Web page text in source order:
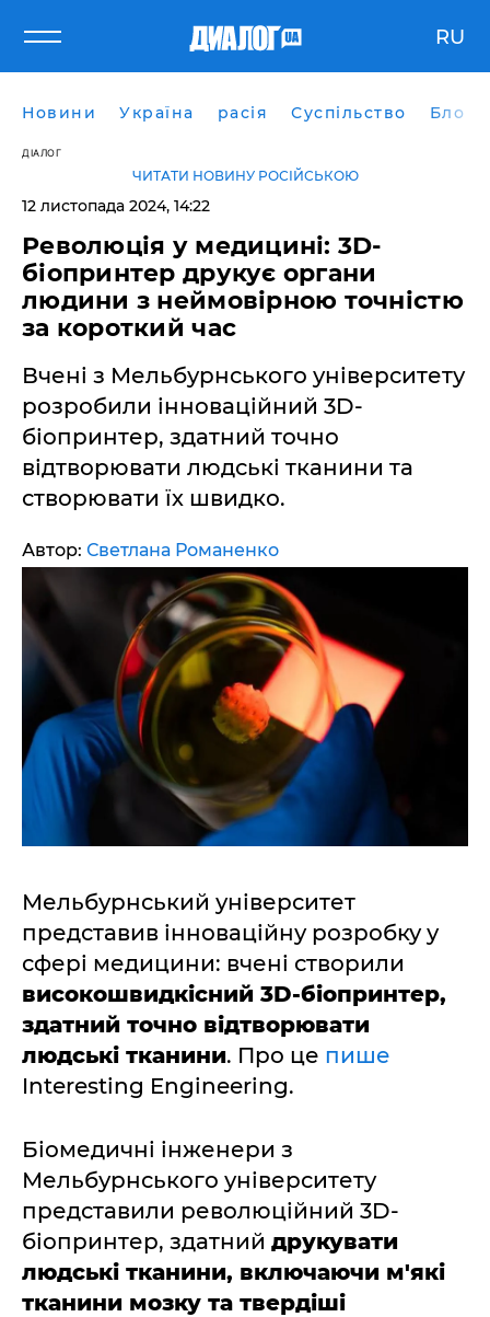
RU
Новини Україна расія Суспільство Блоги
ДІАЛОГ
ЧИТАТИ НОВИНУ РОСІЙСЬКОЮ
12 листопада 2024, 14:22
Революція у медицині: 3D-
біопринтер друкує органи
людини з неймовірною точністю
за короткий час
Вчені з Мельбурнського університету
розробили інноваційний 3D-
біопринтер, здатний точно
відтворювати людські тканини та
створювати їх швидко.
Автор: Светлана Романенко
Мельбурнський університет
представив інноваційну розробку у
сфері медицини: вчені створили
високошвидкісний 3D-біопринтер,
здатний точно відтворювати
людські тканини. Про це пише
Interesting Engineering.
Біомедичні інженери з
Мельбурнського університету
представили революційний 3D-
біопринтер, здатний друкувати
людські тканини, включаючи м'які
тканини мозку та твердіші